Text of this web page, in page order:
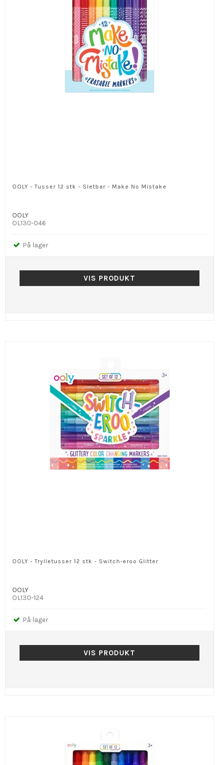
OOLY - Tusser 12 stk - Sletbar - Make No Mistake
OOLY
OL130-046
På lager
VIS PRODUKT
OOLY - Trylletusser 12 stk - Switch-eroo Glitter
OOLY
OL130-124
På lager
VIS PRODUKT